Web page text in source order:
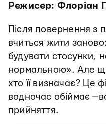
Режисер: Флоріан
Після повернення з
вчиться жити
будувати стосунки,
нормальною». Але
хто її визначає? Це
водночас обіймає
прийняття.